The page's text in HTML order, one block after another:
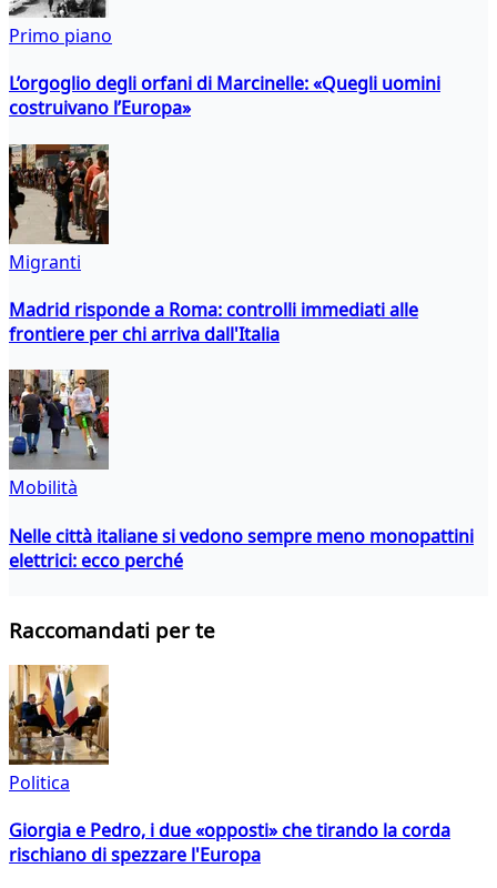
Primo piano
L’orgoglio degli orfani di Marcinelle: «Quegli uomini
costruivano l’Europa»
Migranti
Madrid risponde a Roma: controlli immediati alle
frontiere per chi arriva dall'Italia
Mobilità
Nelle città italiane si vedono sempre meno monopattini
elettrici: ecco perché
Raccomandati per te
Politica
Giorgia e Pedro, i due «opposti» che tirando la corda
rischiano di spezzare l'Europa